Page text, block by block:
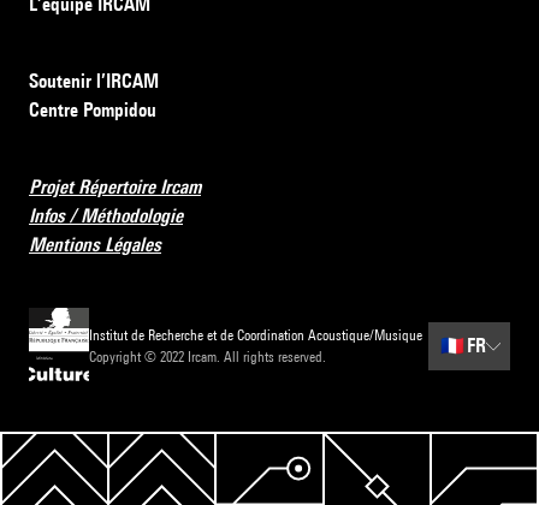
Soutenir l’IRCAM
Centre Pompidou
Projet Répertoire Ircam
Infos / Méthodologie
Mentions Légales
Institut de Recherche et de Coordination Acoustique/Musique
Copyright © 2022 Ircam. All rights reserved.
🇫🇷 FR